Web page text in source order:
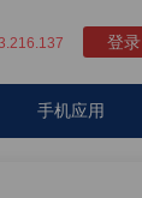
登录
手机应用